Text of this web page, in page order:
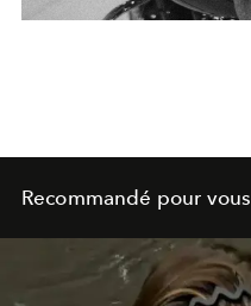
Recommandé pour vous